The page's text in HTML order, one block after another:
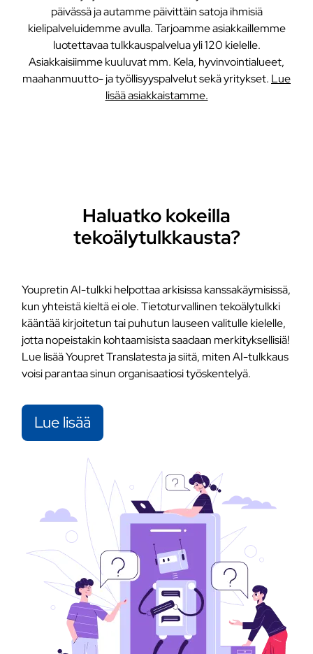
päivässä ja autamme päivittäin satoja ihmisiä
kielipalveluidemme avulla. Tarjoamme asiakkaillemme
luotettavaa tulkkauspalvelua yli 120 kielelle.
Asiakkaisiimme kuuluvat mm. Kela, hyvinvointialueet,
maahanmuutto- ja työllisyyspalvelut sekä yritykset. Lue
lisää asiakkaistamme.
Haluatko kokeilla
tekoälytulkkausta?
Youpretin AI-tulkki helpottaa arkisissa kanssakäymisissä,
kun yhteistä kieltä ei ole. Tietoturvallinen tekoälytulkki
kääntää kirjoitetun tai puhutun lauseen valitulle kielelle,
jotta nopeistakin kohtaamisista saadaan merkityksellisiä!
Lue lisää Youpret Translatesta ja siitä, miten AI-tulkkaus
voisi parantaa sinun organisaatiosi työskentelyä.
Lue lisää